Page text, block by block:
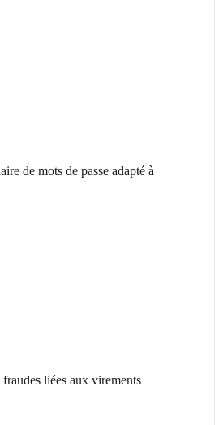
de mots de passe adapté à
liées aux virements